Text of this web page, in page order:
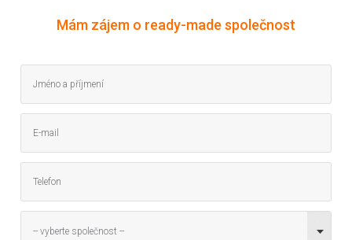
Mám zájem o ready-made společnost
-- vyberte společnost --